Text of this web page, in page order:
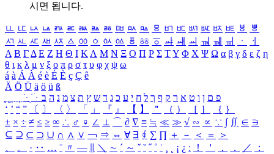
시면 됩니다.
ㅥ ㅦ ㅧ ㅨ ㅩ ㅪ ㅫ ㅬ ㅭ ㅮ ㅯ ㅰ ㅱ ㅲ ㅳ ㅴ ㅵ ㅶ ㅷ ㅸ
ㅹ
ㅺ ㅻ ㅼ ㅽ ㅾ ㅿ ㆀ ㆁ ㆂ ㆃ ㆄ ㆅ ㆆ ㆇ ㆈ ㆉ ㆊ ㆋ ㆌ ㆍ
ㆎ
Α Β ΓΔ Ε Ζ Η Θ Ι ΚΛ Μ Ν Ξ Ο Π Ρ Σ ΤΥ Φ Χ Ψ Ω α β γ δ ε ζ η
θ ι κ λ μ ν ξ ο π ρ σ τ υ φ χ ψ ω
á à Á À é è É È ç Ç ê
Ä Ö Ü ä ö ü ß
ִֶֹ ֻּ ׁׂ פ ם ן ו ט א ר ק ף ך ל ח י ע כ ג ד ש ץ ת צ מ נ ה ב
‘ ’ “ ” 〔 〕 〈 〉 「 」 『 』 【 】 ＂ （ ） ［ ］ ｛ ｝
± × ÷ ≠ ≤ ≥ ∞ ∴ ♂ ♀ ∠ ⊥ ⌒ ∂ ∇ ≡ ≒ ≪ ≫ √ ∽ ∝ ∵ ∫ ∬ ∈ ∋
⊆ ⊇ ⊂ ⊃ ∪ ∩ ∧ ∨ ￢ ⇒ ⇔ ∀ ∃ ∮ ∑ ∏ ＋ － ＜ ＝
＞
、
。 · ‥ … ¨ 〃 ― ＼ ∼ ´ ～ ˇ ˘ ˝ ˚ ˙ ¸ ¡ ¿ ː ！ ＇ ， ． ／
：